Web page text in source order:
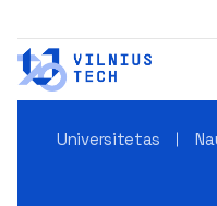
Universitetas